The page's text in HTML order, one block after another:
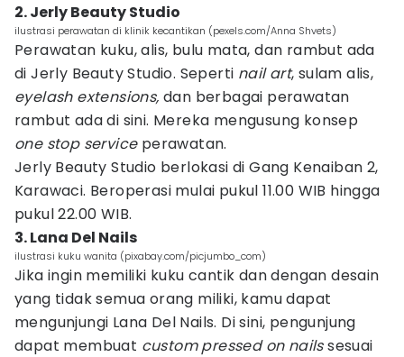
2. Jerly Beauty Studio
ilustrasi perawatan di klinik kecantikan (pexels.com/Anna Shvets)
Perawatan kuku, alis, bulu mata, dan rambut ada
di Jerly Beauty Studio. Seperti nail art, sulam alis,
eyelash extensions, dan berbagai perawatan
rambut ada di sini. Mereka mengusung konsep
one stop serviceperawatan.
Jerly Beauty Studio berlokasi di Gang Kenaiban 2,
Karawaci. Beroperasi mulai pukul 11.00 WIB hingga
pukul 22.00 WIB.
3. Lana Del Nails
ilustrasi kuku wanita (pixabay.com/picjumbo_com)
Jika ingin memiliki kuku cantik dan dengan desain
yang tidak semua orang miliki, kamu dapat
mengunjungi Lana Del Nails. Di sini, pengunjung
dapat membuat custom pressed on nailssesuai